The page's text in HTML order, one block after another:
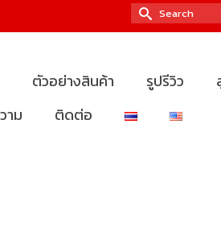
Search
for:
ตัวอย่างสินค้า รูปรีวิว
าม ติดต่อ